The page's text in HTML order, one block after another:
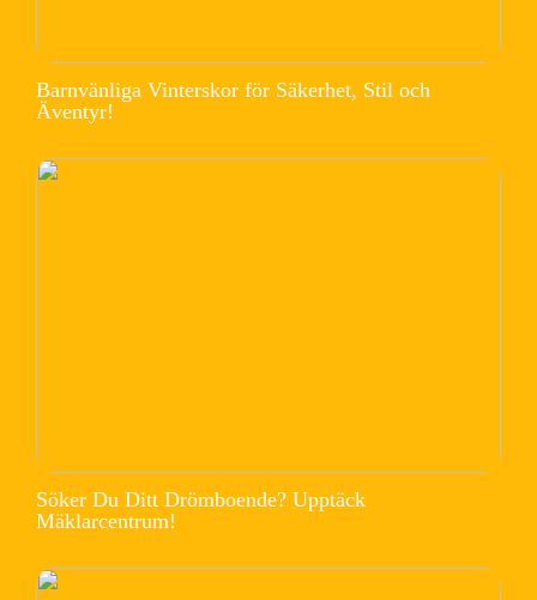
Barnvänliga Vinterskor för Säkerhet, Stil och
Äventyr!
Söker Du Ditt Drömboende? Upptäck
Mäklarcentrum!